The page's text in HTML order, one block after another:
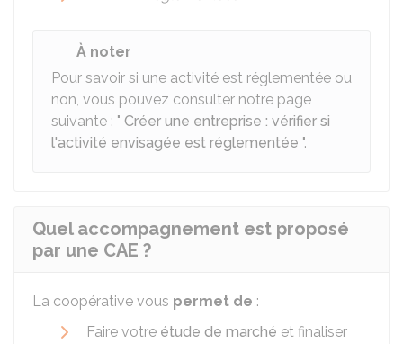
À noter
Pour savoir si une activité est réglementée ou
non, vous pouvez consulter notre page
suivante : " Créer une entreprise : vérifier si
l'activité envisagée est réglementée ".
Quel accompagnement est proposé
par une CAE ?
La coopérative vous permet de :
Faire votre étude de marché et finaliser